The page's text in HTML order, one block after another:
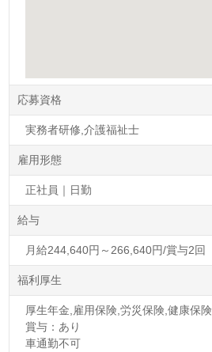
応募資格
実務者研修,介護福祉士
雇用形態
正社員｜日勤
給与
月給244,640円～266,640円/賞与2回
福利厚生
厚生年金,雇用保険,労災保険,健康保険
賞与：あり
車通勤不可